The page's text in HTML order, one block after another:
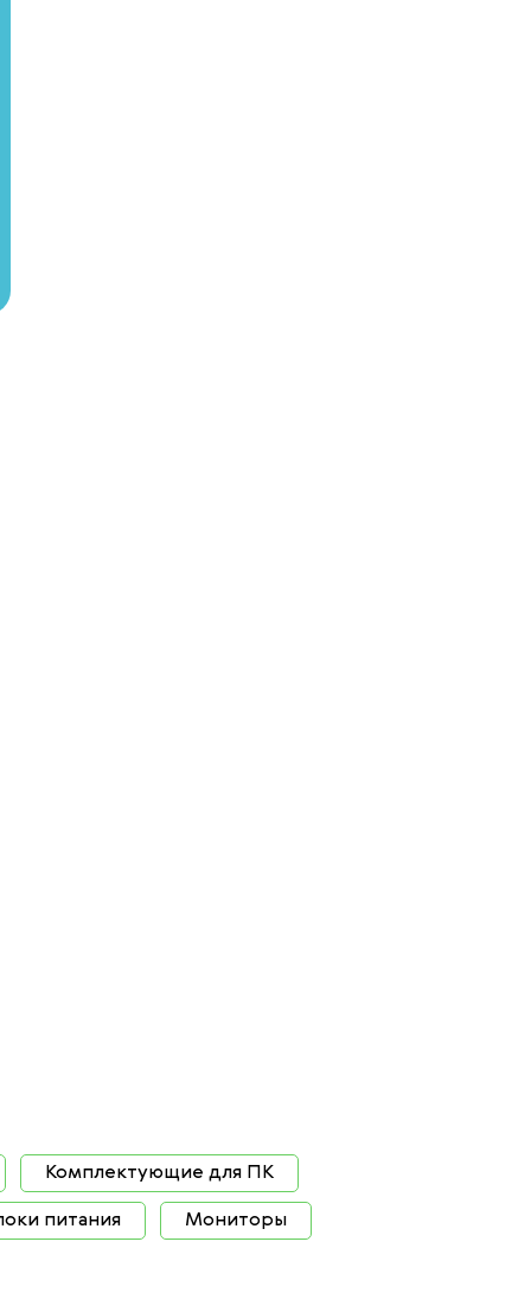
Комплектующие для ПК
питания Мониторы